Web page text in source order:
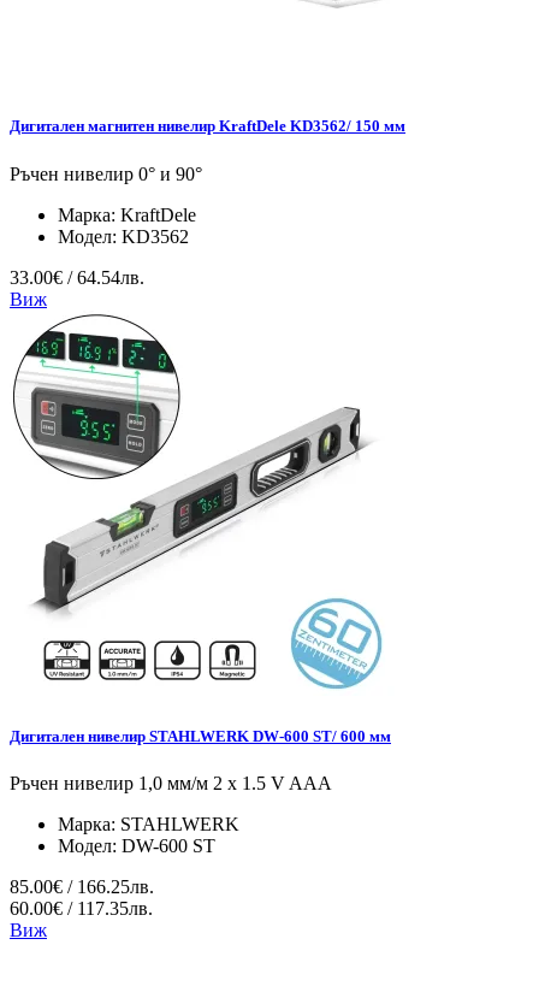
Дигитален магнитен нивелир KraftDele KD3562/ 150 мм
Ръчен нивелир 0° и 90°
Марка: KraftDele
Модел: KD3562
33.00€ / 64.54лв.
Виж
Дигитален нивелир STAHLWERK DW-600 ST/ 600 мм
Ръчен нивелир 1,0 мм/м 2 x 1.5 V AAA
Марка: STAHLWERK
Модел: DW-600 ST
85.00€ / 166.25лв.
60.00€ / 117.35лв.
Виж